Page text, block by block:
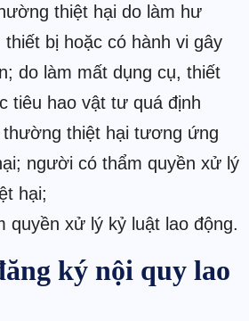
thiệt hại do làm hư
thiết bị hoặc có hành vi gây
do làm mất dụng cụ, thiết
tiêu hao vật tư quá định
thiệt hại tương ứng
người có thẩm quyền xử lý
hại;
quyền xử lý kỷ luật lao động.
ký nội quy lao